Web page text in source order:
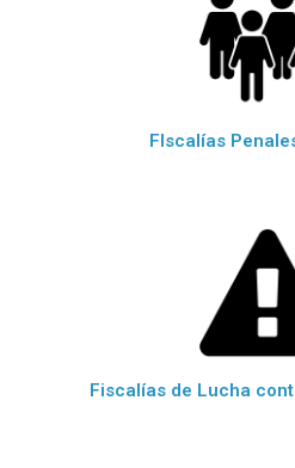
FIscalías
Fiscalías de Lucha